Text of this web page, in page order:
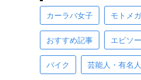
カーラバ女子 モトメ
おすすめ記事 エピソ
バイク 芸能人・有名